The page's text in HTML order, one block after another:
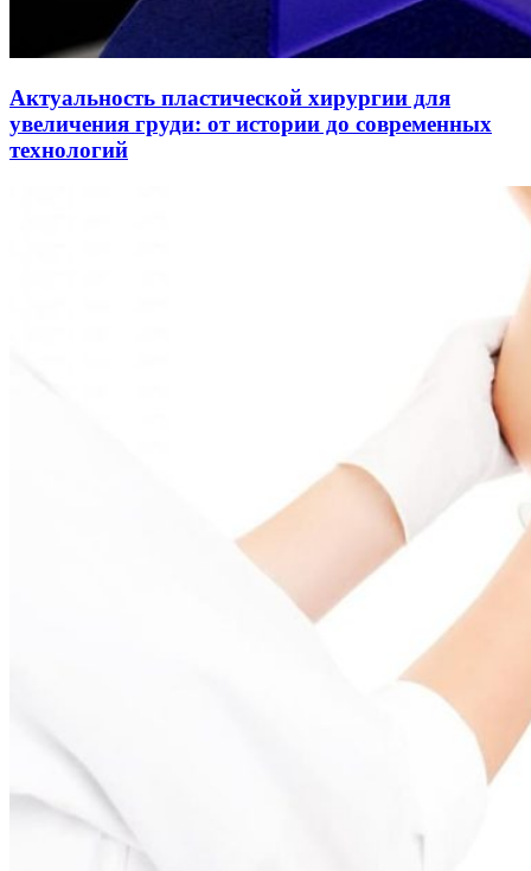
Актуальность пластической хирургии для
увеличения груди: от истории до современных
технологий